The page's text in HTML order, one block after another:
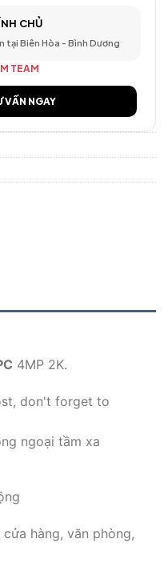
CHỦ
tại Biên Hòa - Bình Dương
TEAM
VẤN NGAY
4MP 2K.
don't forget to
ngoại tầm xa
hàng, văn phòng,